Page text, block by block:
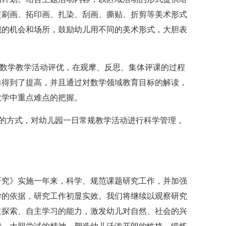
画、拓印画、扎染、刮画、撕贴、折剪等美术形式
机会和场所，鼓励幼儿用不同的美术形式，大胆表
学教学活动评优，在观摩、反思、集体评课的过程
到了提高，并且通过对数学领域教育目标的解读，
中重点难点的把握。
方式，对幼儿园一日常规教学活动进行科学管理，
》实施一年来，科学、规范课题研究工作，并加强
依据，研究工作初显实效。我们将继续以观察研究
索、自主学习的能力，激发幼儿对自然、社会的兴